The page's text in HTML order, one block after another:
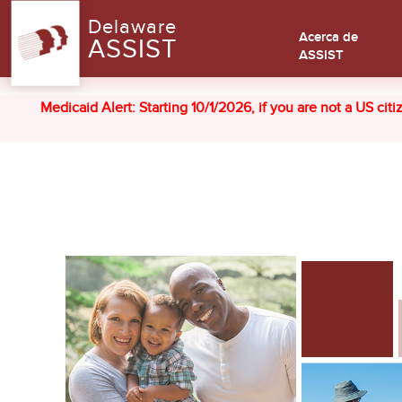
Delaware
ASSIST
Acerca de
ASSIST
Medicaid Alert: Starting 10/1/2026, if you are not a US